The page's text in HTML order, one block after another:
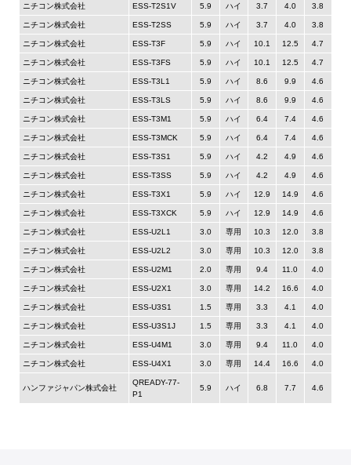
ニチコン株式会社 ESS-T2S1V 5.9 ハイ 3.7 4.0 3.8
ニチコン株式会社 ESS-T2SS 5.9 ハイ 3.7 4.0 3.8
ニチコン株式会社 ESS-T3F 5.9 ハイ 10.1 12.5 4.7
ニチコン株式会社 ESS-T3FS 5.9 ハイ 10.1 12.5 4.7
ニチコン株式会社 ESS-T3L1 5.9 ハイ 8.6 9.9 4.6
ニチコン株式会社 ESS-T3LS 5.9 ハイ 8.6 9.9 4.6
ニチコン株式会社 ESS-T3M1 5.9 ハイ 6.4 7.4 4.6
ニチコン株式会社 ESS-T3MCK 5.9 ハイ 6.4 7.4 4.6
ニチコン株式会社 ESS-T3S1 5.9 ハイ 4.2 4.9 4.6
ニチコン株式会社 ESS-T3SS 5.9 ハイ 4.2 4.9 4.6
ニチコン株式会社 ESS-T3X1 5.9 ハイ 12.9 14.9 4.6
ニチコン株式会社 ESS-T3XCK 5.9 ハイ 12.9 14.9 4.6
ニチコン株式会社 ESS-U2L1 3.0 専用 10.3 12.0 3.8
ニチコン株式会社 ESS-U2L2 3.0 専用 10.3 12.0 3.8
ニチコン株式会社 ESS-U2M1 2.0 専用 9.4 11.0 4.0
ニチコン株式会社 ESS-U2X1 3.0 専用 14.2 16.6 4.0
ニチコン株式会社 ESS-U3S1 1.5 専用 3.3 4.1 4.0
ニチコン株式会社 ESS-U3S1J 1.5 専用 3.3 4.1 4.0
ニチコン株式会社 ESS-U4M1 3.0 専用 9.4 11.0 4.0
ニチコン株式会社 ESS-U4X1 3.0 専用 14.4 16.6 4.0
ハンファジャパン株式会社
QREADY-77-
P1
5.9 ハイ 6.8 7.7 4.6